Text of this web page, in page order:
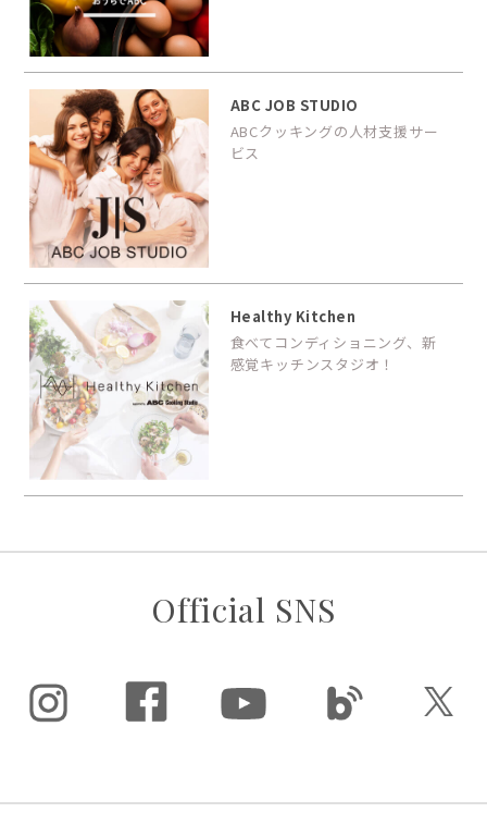
ABC JOB STUDIO
ABCクッキングの人材支援サー
ビス
Healthy Kitchen
食べてコンディショニング、新
感覚キッチンスタジオ！
Official SNS